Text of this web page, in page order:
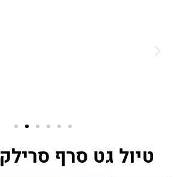
טיול גט סרף סרילקנה